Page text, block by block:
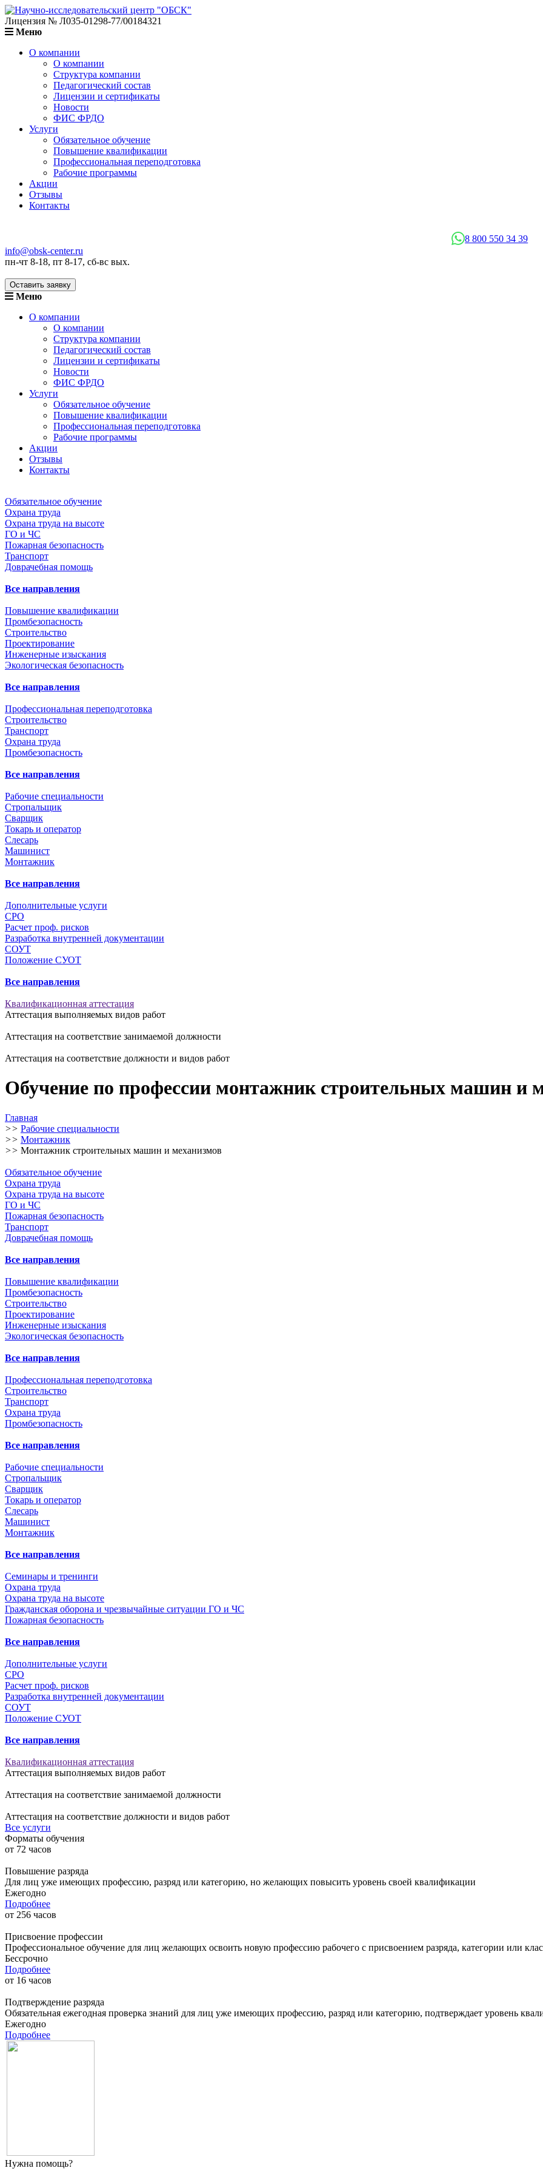
Лицензия № Л035-01298-77/00184321
Меню
О компании
О компании
Структура компании
Педагогический состав
Лицензии и сертификаты
Новости
ФИС ФРДО
Услуги
Обязательное обучение
Повышение квалификации
Профессиональная переподготовка
Рабочие программы
Акции
Отзывы
Контакты
8 800 550 34 39
info@obsk-center.ru
пн-чт 8-18, пт 8-17, сб-вс вых.
Оставить заявку
Меню
О компании
О компании
Структура компании
Педагогический состав
Лицензии и сертификаты
Новости
ФИС ФРДО
Услуги
Обязательное обучение
Повышение квалификации
Профессиональная переподготовка
Рабочие программы
Акции
Отзывы
Контакты
Обязательное обучение
Охрана труда
Охрана труда на высоте
ГО и ЧС
Пожарная безопасность
Транспорт
Доврачебная помощь
Все направления
Повышение квалификации
Промбезопасность
Строительство
Проектирование
Инженерные изыскания
Экологическая безопасность
Все направления
Профессиональная переподготовка
Строительство
Транспорт
Охрана труда
Промбезопасность
Все направления
Рабочие специальности
Стропальщик
Сварщик
Токарь и оператор
Слесарь
Машинист
Монтажник
Все направления
Дополнительные услуги
СРО
Расчет проф. рисков
Разработка внутренней документации
СОУТ
Положение СУОТ
Все направления
Квалификационная аттестация
Аттестация выполняемых видов работ
Аттестация на соответствие занимаемой должности
Аттестация на соответствие должности и видов работ
Обучение по профессии монтажник строительных машин и
Главная
>> Рабочие специальности
>> Монтажник
>> Монтажник строительных машин и механизмов
Обязательное обучение
Охрана труда
Охрана труда на высоте
ГО и ЧС
Пожарная безопасность
Транспорт
Доврачебная помощь
Все направления
Повышение квалификации
Промбезопасность
Строительство
Проектирование
Инженерные изыскания
Экологическая безопасность
Все направления
Профессиональная переподготовка
Строительство
Транспорт
Охрана труда
Промбезопасность
Все направления
Рабочие специальности
Стропальщик
Сварщик
Токарь и оператор
Слесарь
Машинист
Монтажник
Все направления
Семинары и тренинги
Охрана труда
Охрана труда на высоте
Гражданская оборона и чрезвычайные ситуации ГО и ЧС
Пожарная безопасность
Все направления
Дополнительные услуги
СРО
Расчет проф. рисков
Разработка внутренней документации
СОУТ
Положение СУОТ
Все направления
Квалификационная аттестация
Аттестация выполняемых видов работ
Аттестация на соответствие занимаемой должности
Аттестация на соответствие должности и видов работ
Все услуги
Форматы обучения
от 72 часов
Повышение разряда
Для лиц уже имеющих профессию, разряд или категорию, но желающих повысить уровень своей квалификации
Ежегодно
Подробнее
от 256 часов
Присвоение профессии
Профессиональное обучение для лиц желающих освоить новую профессию рабочего с присвоением разряда, категории или
Бессрочно
Подробнее
от 16 часов
Подтверждение разряда
Обязательная ежегодная проверка знаний для лиц уже имеющих профессию, разряд или категорию, подтверждает уровень
Ежегодно
Подробнее
Нужна помощь?